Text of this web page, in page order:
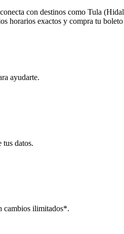
con destinos como Tula
horarios exactos y compra tu
ayudarte.
tus datos.
cambios ilimitados*.